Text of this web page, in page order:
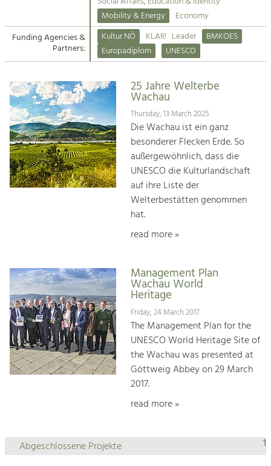
Suche
Impressum
Kontakt
Tourism
Offer Development and Positioning
Art & Culture
Crafts, Science and Research.
Social Affairs, Education
& Identity
Equality, Youth and Integration.
Climate Change, Public Transport and
Increase in Regional Value Added.
Mobility & Energy
Economy
Funding Agencies &
Partners:
Kultur NÖ KLAR! Leader
BMKOES
Europadiplom
UNESCO
25 Jahre Welterbe
Wachau
Thursday, 13 March 2025
Die Wachau ist ein ganz
besonderer Flecken Erde. So
außergewöhnlich, dass die
UNESCO die Kulturlandschaft
auf ihre Liste der
Welterbestätten genommen
hat.
read more »
Management Plan
Wachau World
Heritage
Friday, 24 March 2017
The Management Plan for the
UNESCO World Heritage Site of
the Wachau was presented at
Göttweig Abbey on 29 March
2017.
read more »
1
Abgeschlossene Projekte